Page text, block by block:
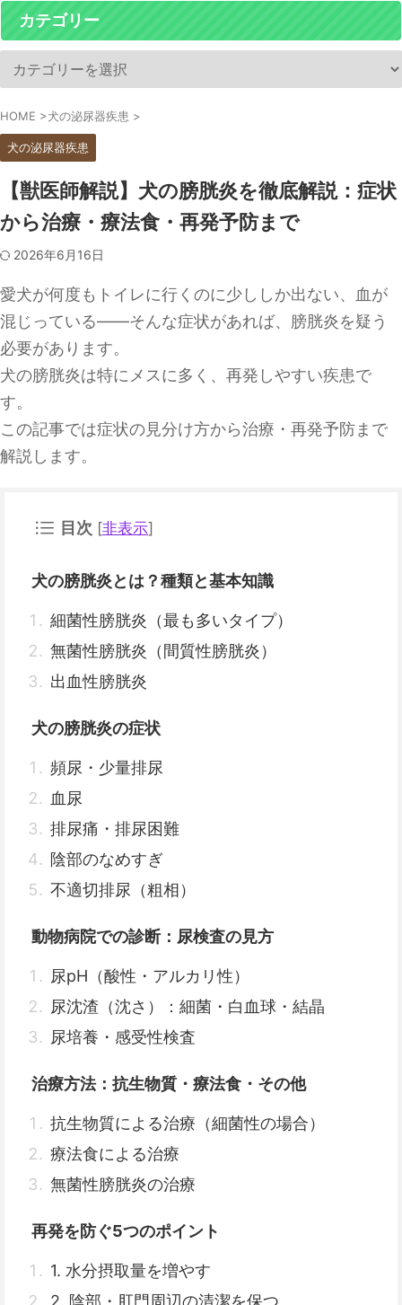
カテゴリー
HOME >犬の泌尿器疾患 >
犬の泌尿器疾患
【獣医師解説】犬の膀胱炎を徹底解説：症状
から治療・療法食・再発予防まで
2026年6月16日
愛犬が何度もトイレに行くのに少ししか出ない、血が
混じっている――そんな症状があれば、膀胱炎を疑う
必要があります。
犬の膀胱炎は特にメスに多く、再発しやすい疾患で
す。
この記事では症状の見分け方から治療・再発予防まで
解説します。
目次 [非表示]
犬の膀胱炎とは？種類と基本知識
細菌性膀胱炎（最も多いタイプ）
無菌性膀胱炎（間質性膀胱炎）
出血性膀胱炎
犬の膀胱炎の症状
頻尿・少量排尿
血尿
排尿痛・排尿困難
陰部のなめすぎ
不適切排尿（粗相）
動物病院での診断：尿検査の見方
尿pH（酸性・アルカリ性）
尿沈渣（沈さ）：細菌・白血球・結晶
尿培養・感受性検査
治療方法：抗生物質・療法食・その他
抗生物質による治療（細菌性の場合）
療法食による治療
無菌性膀胱炎の治療
再発を防ぐ5つのポイント
1. 水分摂取量を増やす
2. 陰部・肛門周辺の清潔を保つ